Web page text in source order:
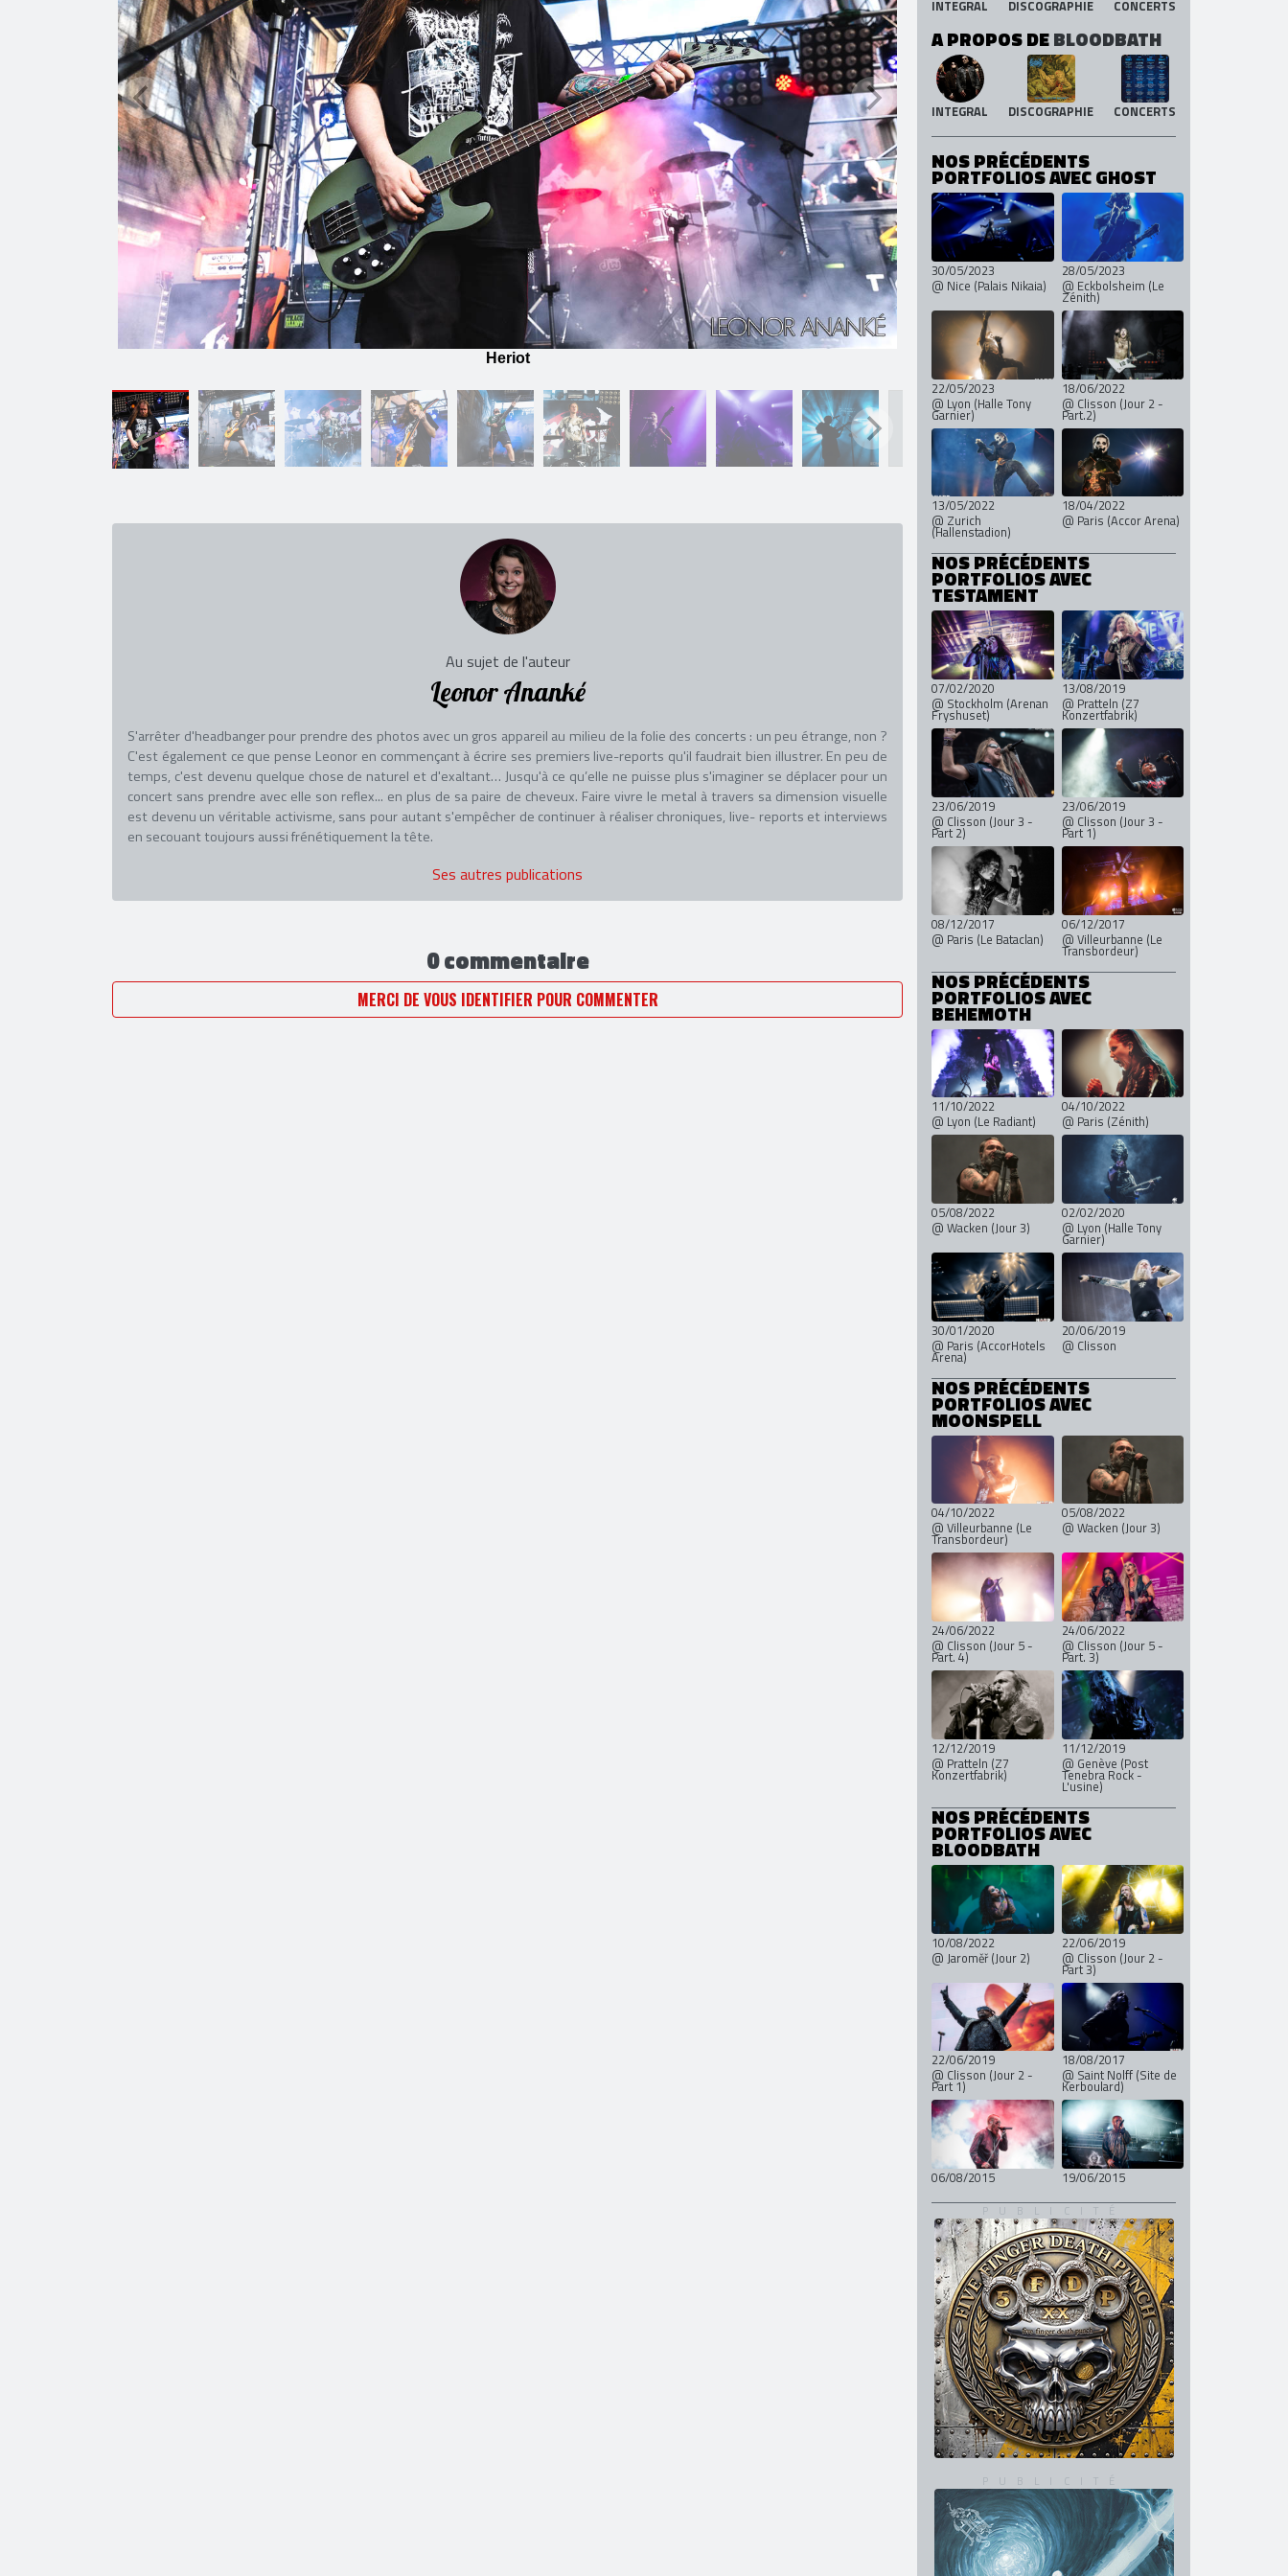
Leonor Ananké
S'arrêter d'headbanger pour prendre des photos avec un gros appareil au milieu de la folie des concerts : un peu étrange, non ?
C'est également ce que pense Leonor en commençant à écrire ses premiers live-reports qu'il faudrait bien illustrer. En peu de
temps, c'est devenu quelque chose de naturel et d'exaltant… Jusqu'à ce qu’elle ne puisse plus s'imaginer se déplacer pour un
est devenu un véritable activisme, sans pour autant s'empêcher de continuer à réaliser chroniques, live- reports et interviews
en secouant toujours aussi frénétiquement la tête.
0 commentaire
INTEGRAL DISCOGRAPHIE CONCERTS
A PROPOS DEBLOODBATH
INTEGRAL DISCOGRAPHIE CONCERTS
NOS PRÉCÉDENTS
PORTFOLIOS AVEC GHOST
30/05/2023
@ Nice (Palais Nikaia)
28/05/2023
@ Eckbolsheim (Le
Zénith)
22/05/2023
@ Lyon (Halle Tony
Garnier)
18/06/2022
@ Clisson (Jour 2 -
Part.2)
13/05/2022
@ Zurich
(Hallenstadion)
18/04/2022
@ Paris (Accor Arena)
NOS PRÉCÉDENTS
PORTFOLIOS AVEC
TESTAMENT
07/02/2020
@ Stockholm (Arenan
Fryshuset)
13/08/2019
@ Pratteln (Z7
Konzertfabrik)
23/06/2019
@ Clisson (Jour 3 -
Part 2)
23/06/2019
@ Clisson (Jour 3 -
Part 1)
08/12/2017
@ Paris (Le Bataclan)
06/12/2017
@ Villeurbanne (Le
Transbordeur)
NOS PRÉCÉDENTS
PORTFOLIOS AVEC
BEHEMOTH
11/10/2022
@ Lyon (Le Radiant)
04/10/2022
@ Paris (Zénith)
05/08/2022
@ Wacken (Jour 3)
02/02/2020
@ Lyon (Halle Tony
Garnier)
30/01/2020
@ Paris (AccorHotels
Arena)
20/06/2019
@ Clisson
NOS PRÉCÉDENTS
PORTFOLIOS AVEC
MOONSPELL
04/10/2022
@ Villeurbanne (Le
Transbordeur)
05/08/2022
@ Wacken (Jour 3)
24/06/2022
@ Clisson (Jour 5 -
Part. 4)
24/06/2022
@ Clisson (Jour 5 -
Part. 3)
12/12/2019
@ Pratteln (Z7
Konzertfabrik)
11/12/2019
@ Genève (Post
Tenebra Rock -
L'usine)
NOS PRÉCÉDENTS
PORTFOLIOS AVEC
BLOODBATH
10/08/2022
@ Jaroměř (Jour 2)
22/06/2019
@ Clisson (Jour 2 -
Part 3)
22/06/2019
@ Clisson (Jour 2 -
Part 1)
18/08/2017
@ Saint Nolff (Site de
Kerboulard)
06/08/2015 19/06/2015